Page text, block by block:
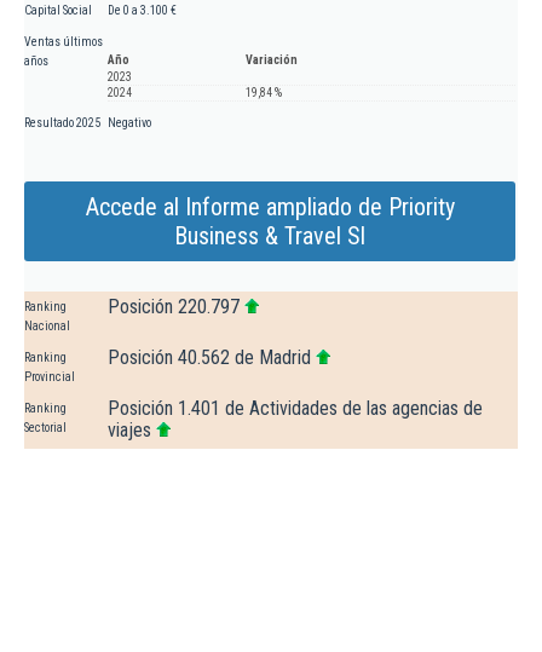
Capital Social De 0 a 3.100 €
Ventas últimos
años
Año
Variación
2023
2024
19,84 %
Resultado 2025 Negativo
Accede al Informe ampliado de Priority
Business & Travel Sl
Ranking
Nacional
Posición 220.797
Ranking
Provincial
Posición 40.562 de Madrid
Ranking
Sectorial
Posición 1.401 de Actividades de las agencias de
viajes